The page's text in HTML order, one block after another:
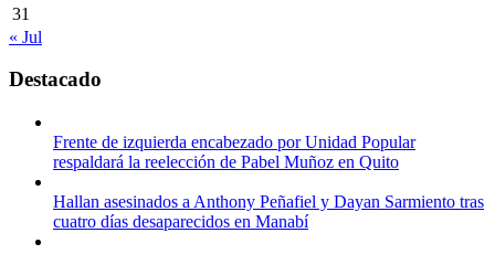
31
« Jul
Destacado
Frente de izquierda encabezado por Unidad Popular
respaldará la reelección de Pabel Muñoz en Quito
Hallan asesinados a Anthony Peñafiel y Dayan Sarmiento tras
cuatro días desaparecidos en Manabí